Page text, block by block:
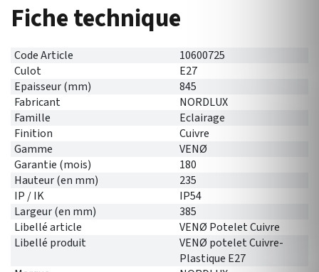
Fiche technique
Code Article
10600725
Culot
E27
Epaisseur (mm)
845
Fabricant
NORDLUX
Famille
Eclairage
Finition
Cuivre
Gamme
VENØ
Garantie (mois)
180
Hauteur (en mm)
235
IP / IK
IP54
Largeur (en mm)
385
Libellé article
VENØ Potelet Cuivre
Libellé produit
VENØ potelet Cuivre-
Plastique E27